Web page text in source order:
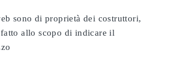
sono di proprietà dei costruttori,
allo scopo di indicare il